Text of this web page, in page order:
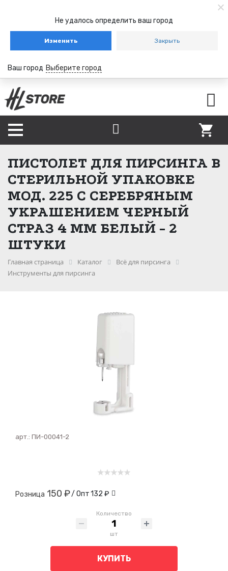
Не удалось определить ваш город
Изменить Закрыть
Ваш город Выберите город
ПИСТОЛЕТ ДЛЯ ПИРСИНГА В
СТЕРИЛЬНОЙ УПАКОВКЕ
МОД. 225 С СЕРЕБРЯНЫМ
УКРАШЕНИЕМ ЧЕРНЫЙ
СТРАЗ 4 ММ БЕЛЫЙ - 2
ШТУКИ
Главная страница Каталог
Всё для пирсинга
Инструменты для пирсинга
арт.: ПИ-00041-2
Розница 150 ₽/ Опт132 ₽
Количество
шт
КУПИТЬ